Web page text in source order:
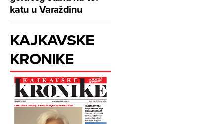
katu u Varaždinu
KAJKAVSKE
KRONIKE